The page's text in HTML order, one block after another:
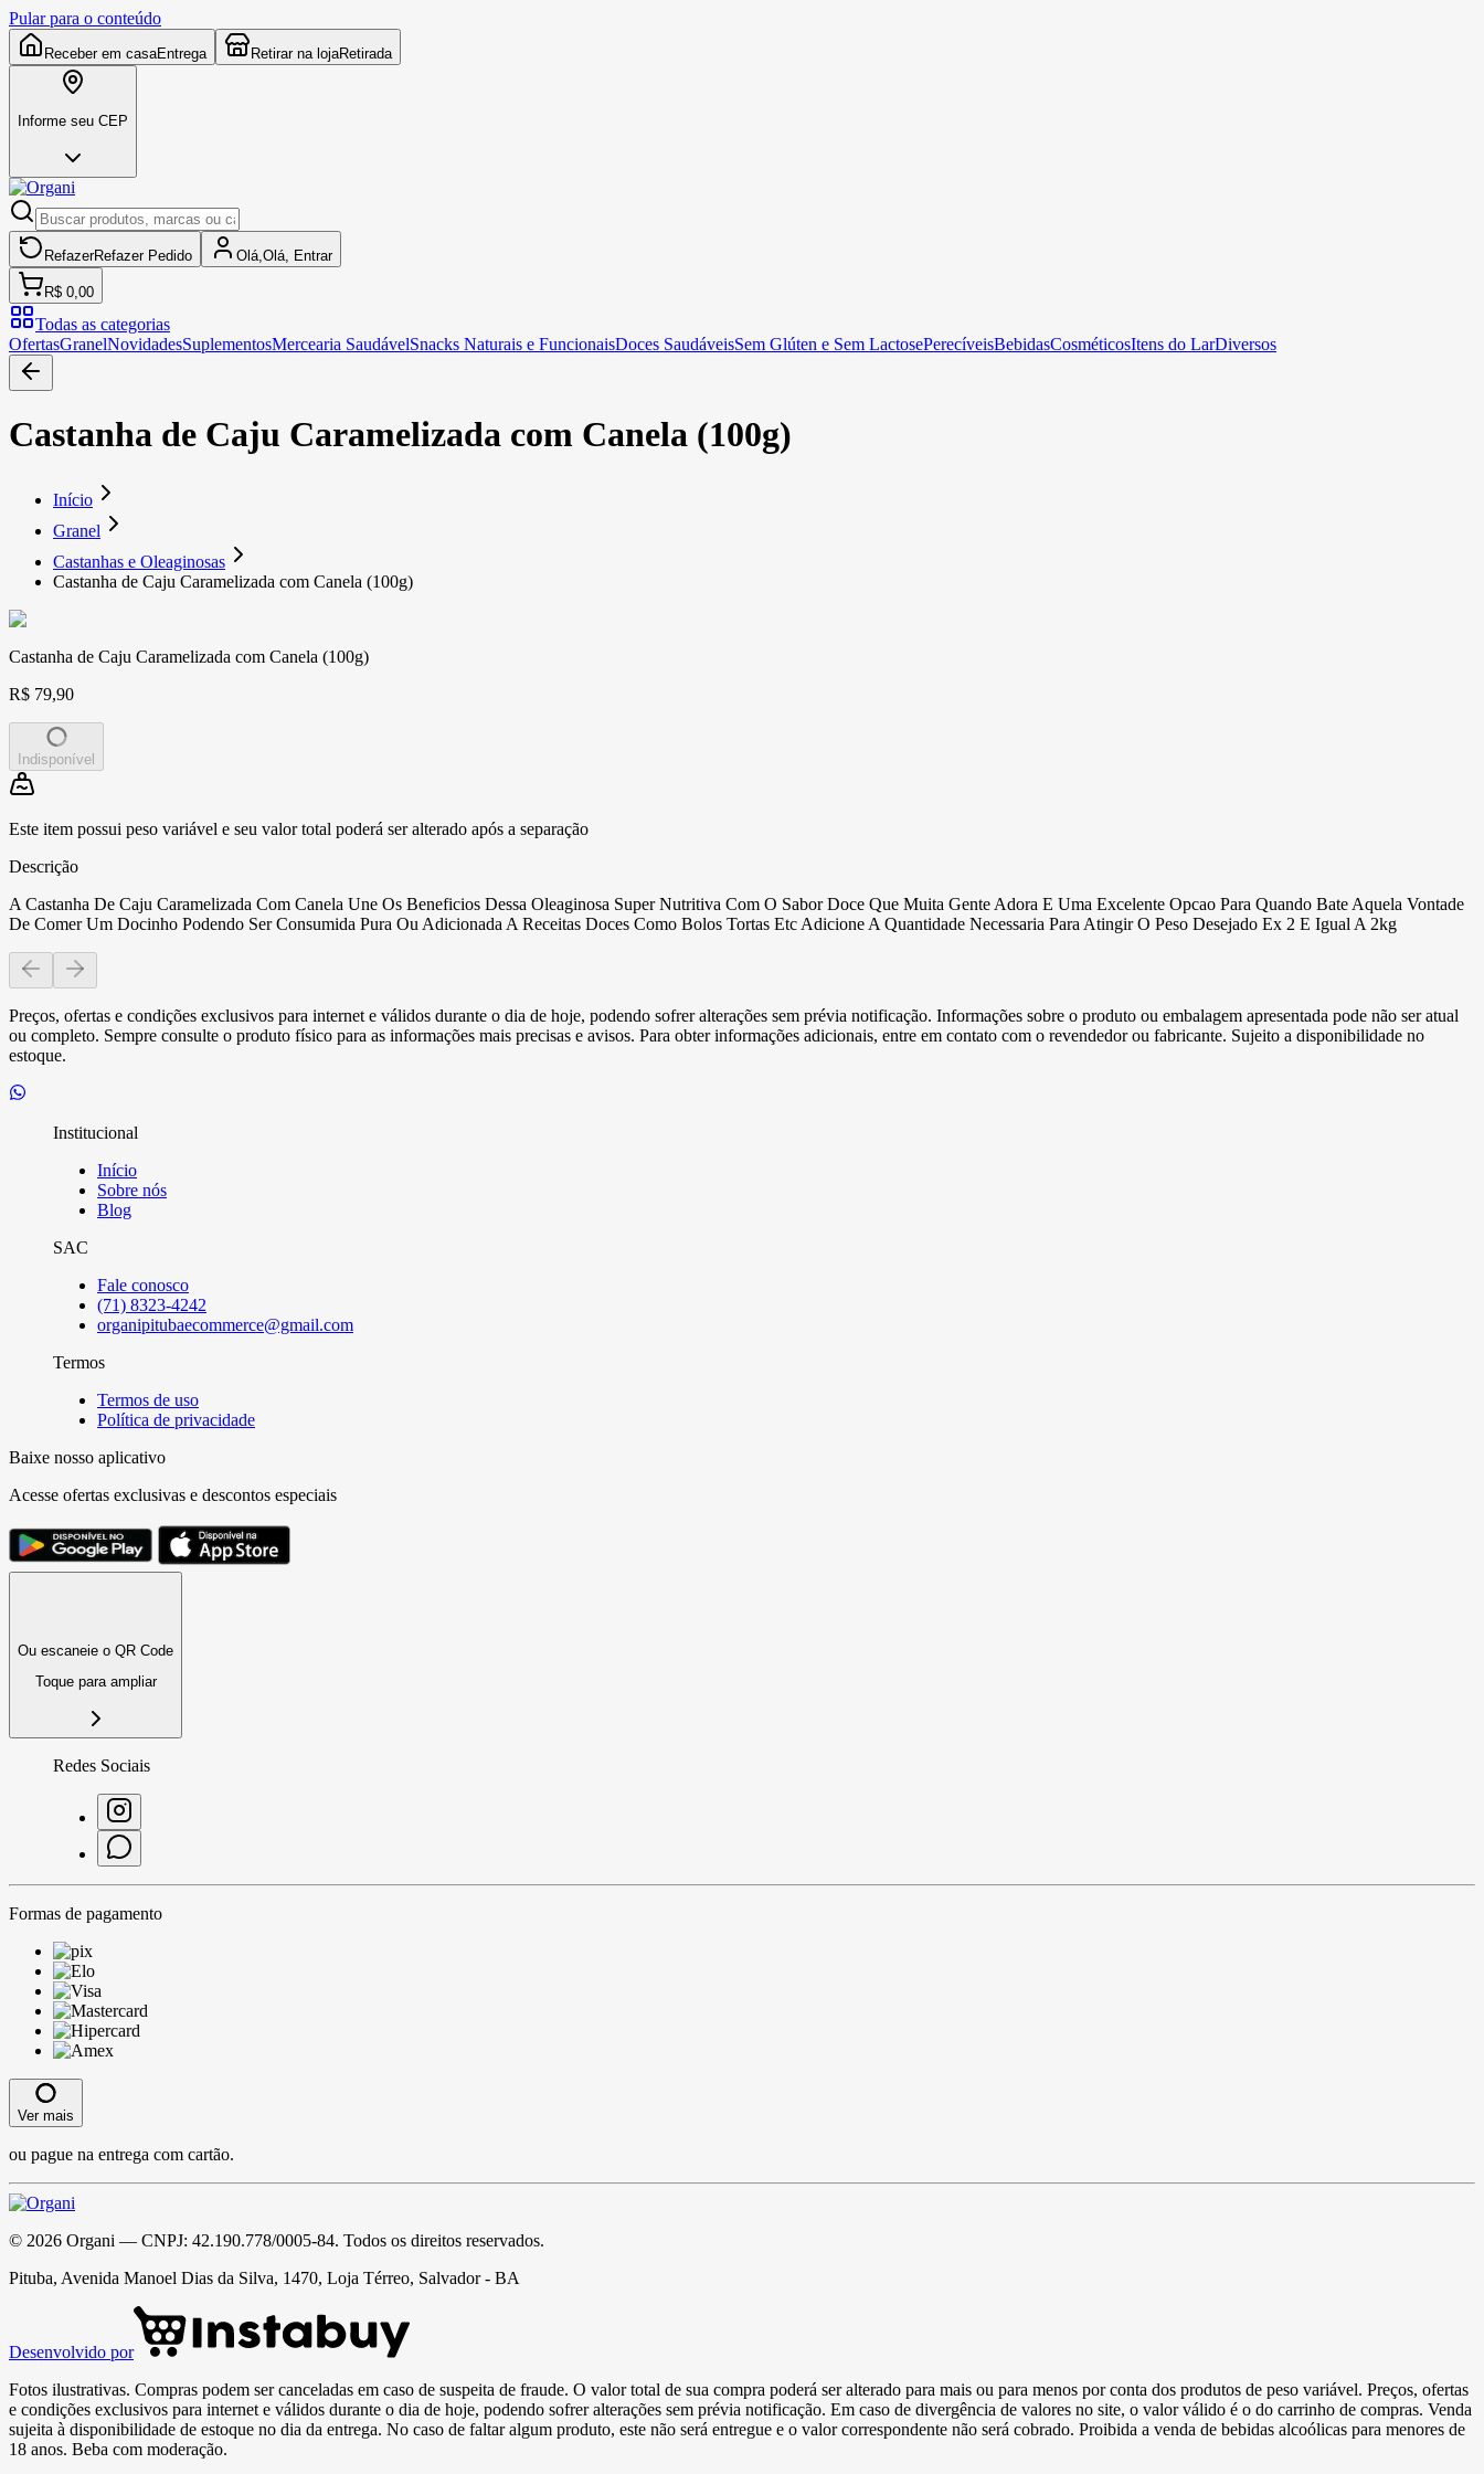
Pular para o conteúdo
Receber em casaEntrega Retirar na lojaRetirada
Informe seu CEP
RefazerRefazer Pedido Olá, Olá, Entrar
R$ 0,00
Todas as categorias
OfertasGranelNovidadesSuplementosMercearia SaudávelSnacks Naturais e FuncionaisDoces SaudáveisSem Glúten e Sem LactosePerecíveisBebidasCosméticosItens do LarDiversos
Castanha de Caju Caramelizada com Canela (100g)
Início
Granel
Castanhas e Oleaginosas
Castanha de Caju Caramelizada com Canela (100g)
Castanha de Caju Caramelizada com Canela (100g)
R$ 79,90
Indisponível
Este item possui peso variável e seu valor total poderá ser alterado após a separação
Descrição
A Castanha De Caju Caramelizada Com Canela Une Os Beneficios Dessa Oleaginosa Super Nutritiva Com O Sabor Doce Que Muita Gente Adora E Uma Excelente Opcao Para Quando Bate Aquela Vontade
De Comer Um Docinho Podendo Ser Consumida Pura Ou Adicionada A Receitas Doces Como Bolos Tortas Etc Adicione A Quantidade Necessaria Para Atingir O Peso Desejado Ex 2 E Igual A 2kg
Preços, ofertas e condições exclusivos para internet e válidos durante o dia de hoje, podendo sofrer alterações sem prévia notificação. Informações sobre o produto ou embalagem apresentada pode não ser atual
ou completo. Sempre consulte o produto físico para as informações mais precisas e avisos. Para obter informações adicionais, entre em contato com o revendedor ou fabricante. Sujeito a disponibilidade no
estoque.
Institucional
Início
Sobre nós
Blog
SAC
Fale conosco
(71) 8323-4242
organipitubaecommerce@gmail.com
Termos
Termos de uso
Política de privacidade
Baixe nosso aplicativo
Acesse ofertas exclusivas e descontos especiais
Ou escaneie o QR Code
Toque para ampliar
Redes Sociais
Formas de pagamento
Ver mais
ou pague na entrega com cartão.
© 2026 Organi — CNPJ: 42.190.778/0005-84. Todos os direitos reservados.
Pituba, Avenida Manoel Dias da Silva, 1470, Loja Térreo, Salvador - BA
Desenvolvido por
Fotos ilustrativas. Compras podem ser canceladas em caso de suspeita de fraude. O valor total de sua compra poderá ser alterado para mais ou para menos por conta dos produtos de peso variável. Preços, ofertas
e condições exclusivos para internet e válidos durante o dia de hoje, podendo sofrer alterações sem prévia notificação. Em caso de divergência de valores no site, o valor válido é o do carrinho de compras. Venda
sujeita à disponibilidade de estoque no dia da entrega. No caso de faltar algum produto, este não será entregue e o valor correspondente não será cobrado. Proibida a venda de bebidas alcoólicas para menores de
18 anos. Beba com moderação.